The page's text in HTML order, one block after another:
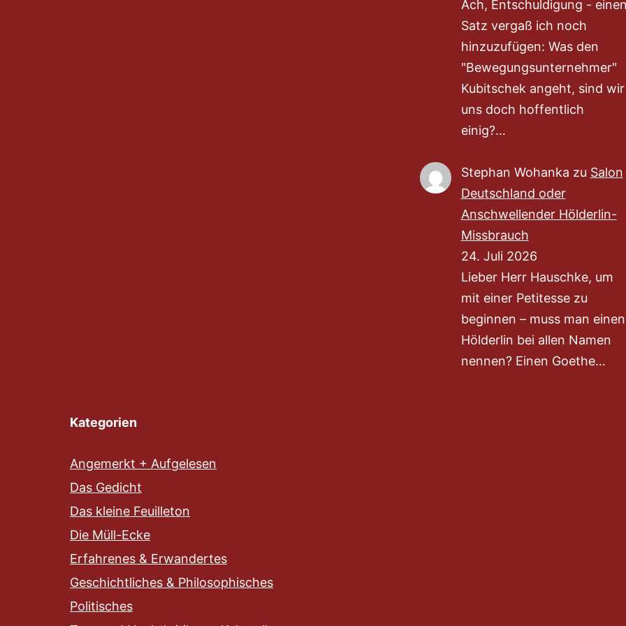
Ach, Entschuldigung -
Satz vergaß ich noch
hinzuzufügen: Was den
"Bewegungsunternehmer"
Kubitschek angeht, sind wir
uns doch hoffentlich
einig?…
Stephan Wohanka zu Salon
Deutschland oder
Anschwellender Hölderlin-
Missbrauch
24. Juli 2026
Lieber Herr Hauschke, um
mit einer Petitesse zu
beginnen – muss man einen
Hölderlin bei allen Namen
nennen? Einen Goethe…
Kategorien
Angemerkt + Aufgelesen
Das Gedicht
Das kleine Feuilleton
Die Müll-Ecke
Erfahrenes & Erwandertes
Geschichtliches & Philosophisches
Politisches